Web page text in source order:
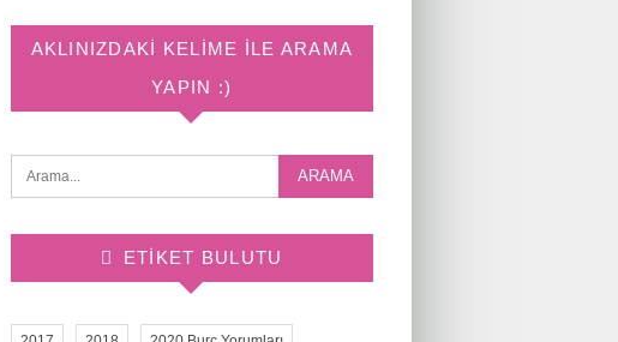
AKLINIZDAKI KELIME ILE ARAMA
YAPIN :)
ETIKET BULUTU